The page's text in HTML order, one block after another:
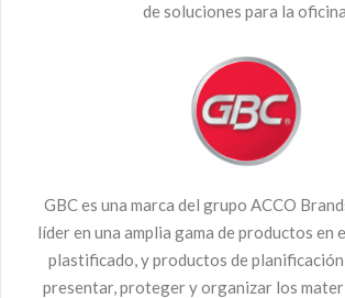
de soluciones para la
GBC es una marca del grupo ACCO
líder en una amplia gama de productos en
plastificado, y productos de
presentar, proteger y organizar los